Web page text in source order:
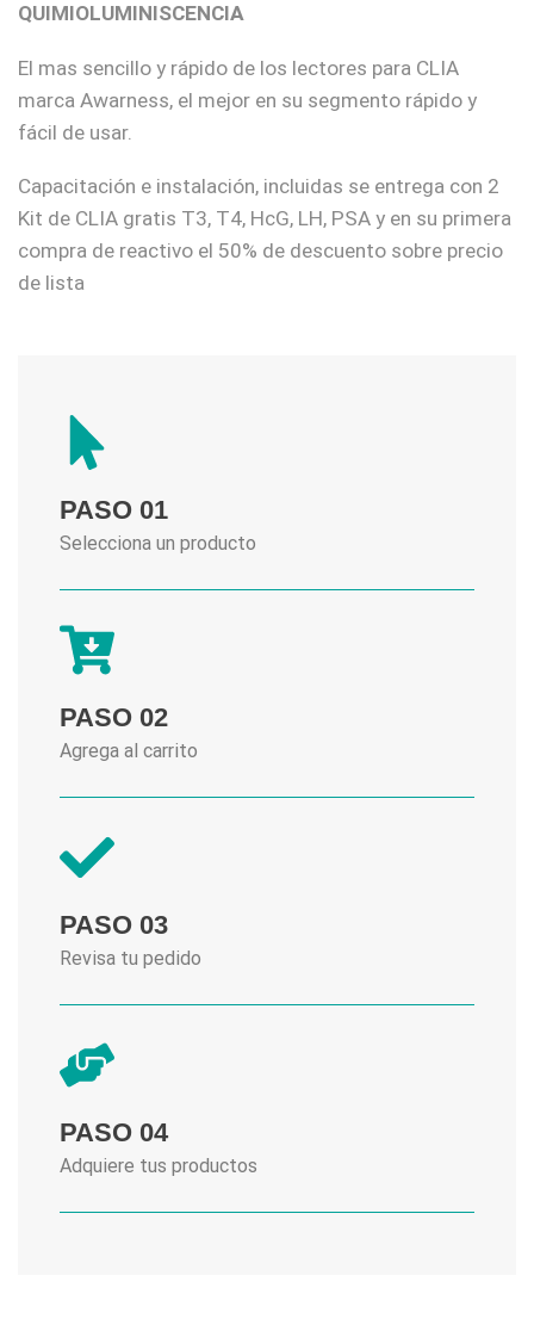
QUIMIOLUMINISCENCIA
El mas sencillo y rápido de los lectores para CLIA
marca Awarness, el mejor en su segmento rápido y
fácil de usar.
Capacitación e instalación, incluidas se entrega con 2
Kit de CLIA gratis T3, T4, HcG, LH, PSA y en su primera
compra de reactivo el 50% de descuento sobre precio
de lista
PASO 01
Selecciona un producto
PASO 02
Agrega al carrito
PASO 03
Revisa tu pedido
PASO 04
Adquiere tus productos